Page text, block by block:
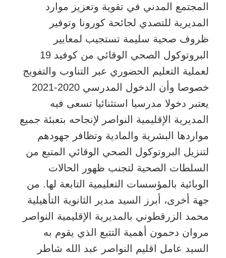
المجتمع المدني في تقوية وتعزيز موارد
المديرية للتصدي لجائحة كورونا وتوفير
ظروف صحية سليمة تستجيب لمعايير
البروتوكول الصحي الوقائي من كوفيد 19
لعملية التعليم الحضوري عبر التناوب والتفويج
خصوصا وأن الدخول المدرسي 2020-2021
يعتبر دخولا مدرسيا استثنائيا تسعى فيه
المديرية الإقليمية النواصر لإنجاحه بتعبئة جميع
مواردها البشرية والمادية وتظافر جهودهم
لتنزيل البروتوكول الصحي الوقائي المتبع من
السلطات الصحية لتجنب ظهور الحالات
الوبائية بالمؤسسات التعليمية التابعة لها. من
جهة أخرى، أبرز السيد مدير الثانوية التأهيلية
محمد الزرقطوني بالمديرية الإقليمية النواصر
مروان دحمون أهمية التتبع الذي يقوم به
السيد عامل اقليم النواصر عبد الله شاطر